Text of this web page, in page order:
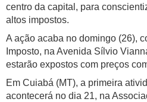
centro da capital, para
altos impostos.
A ação acaba no domingo (26),
Imposto, na Avenida Sílvio
estarão expostos com preços
Em Cuiabá (MT), a primeira
acontecerá no dia 21, na